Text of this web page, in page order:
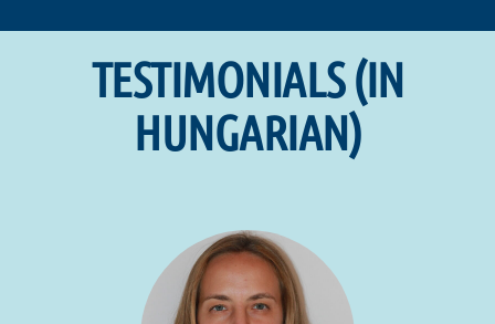
TESTIMONIALS (IN
HUNGARIAN)